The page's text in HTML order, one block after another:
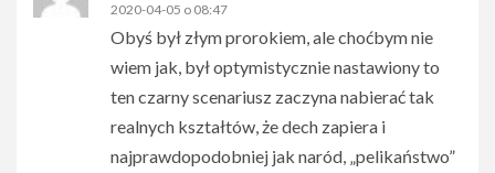
2020-04-05 o 08:47
Obyś był złym prorokiem, ale choćbym nie
wiem jak, był optymistycznie nastawiony to
ten czarny scenariusz zaczyna nabierać tak
realnych kształtów, że dech zapiera i
najprawdopodobniej jak naród, „pelikaństwo”